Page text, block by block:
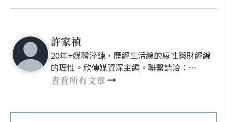
許家禎
20年+媒體淬鍊，歷經生活線的感性與財經線
的理性。欣傳媒資深主編。聯繫請洽：
nellyhsu@xinmedia.com
查看所有文章